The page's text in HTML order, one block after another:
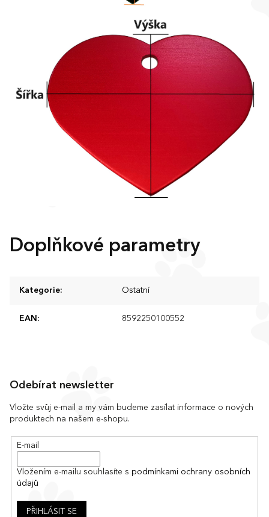
Doplňkové parametry
Kategorie: Ostatní
EAN : 8592250100552
Odebírat newsletter
Vložte svůj e-mail a my vám budeme zasílat informace o nových
produktech na našem e-shopu.
E-mail
Vložením e-mailu souhlasíte s podmínkami ochrany osobních
údajů
PŘIHLÁSIT SE